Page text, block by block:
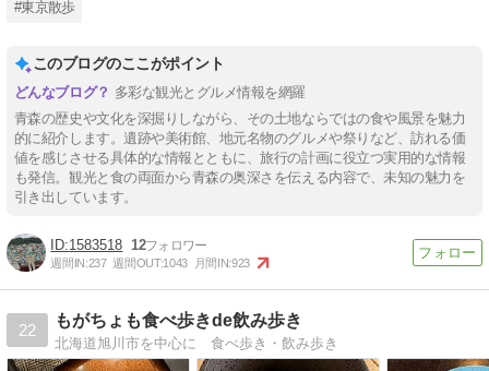
#東京散歩
このブログのここがポイント
多彩な観光とグルメ情報を網羅
青森の歴史や文化を深掘りしながら、その土地ならではの食や風景を魅力
的に紹介します。遺跡や美術館、地元名物のグルメや祭りなど、訪れる価
値を感じさせる具体的な情報とともに、旅行の計画に役立つ実用的な情報
も発信。観光と食の両面から青森の奥深さを伝える内容で、未知の魅力を
引き出しています。
1583518 12
週間IN:237 週間OUT:1043 月間IN:923
22
もがちょも食べ歩きde飲み歩き
北海道旭川市を中心に 食べ歩き・飲み歩き